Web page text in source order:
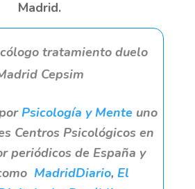
Madrid.
tratamiento duelo
Cepsim
Psicología y Menteuno
Centros Psicológicos en
periódicos de España y
MadridDiario, El